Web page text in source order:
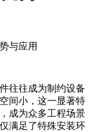
与应用
往往成为制约设备
间小，这一显著特
成为众多工程场景
满足了特殊安装环